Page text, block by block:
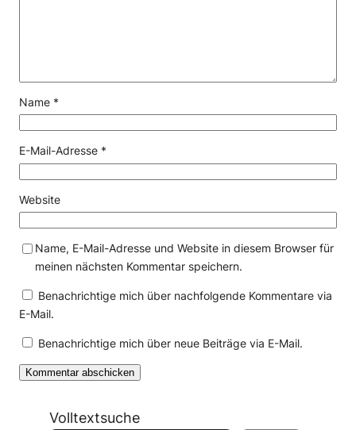
Name *
E-Mail-Adresse *
Website
Name, E-Mail-Adresse und Website in diesem Browser für
meinen nächsten Kommentar speichern.
Benachrichtige mich über nachfolgende Kommentare via
E-Mail.
Benachrichtige mich über neue Beiträge via E-Mail.
Volltextsuche